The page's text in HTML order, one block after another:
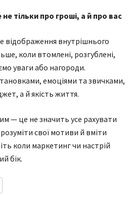
тільки про гроші, а й про вас
відображення внутрішнього
коли втомлені, розгублені,
уваги або нагороди.
емоціями та звичками,
а й якість життя.
— це не значить усе рахувати
свої мотиви й вміти
коли маркетинг чи настрій
бік.